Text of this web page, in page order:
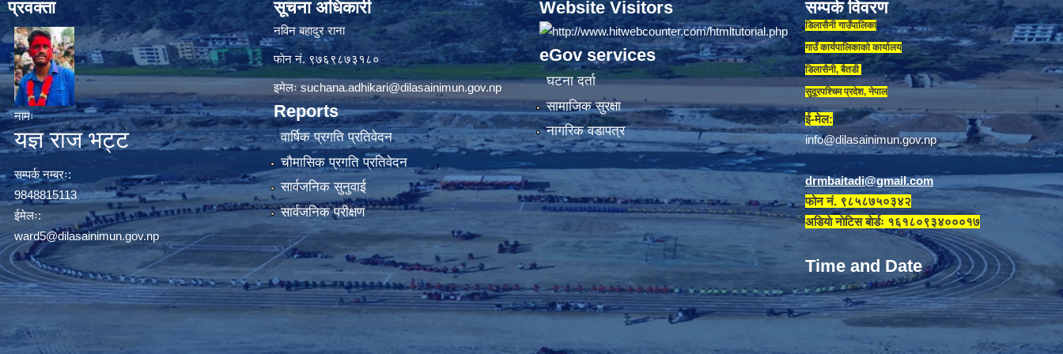
प्रवक्ता
नामः
यज्ञ राज भट्ट
सम्पर्क नम्बरः:
9848815113
ईमेलः:
ward5@dilasainimun.gov.np
सूचना अधिकारी
नविन बहादुर राना
फाेन नं. ९७६९८७३१८०
इमेलःsuchana.adhikari@dilasainimun.gov.np
Reports
वार्षिक प्रगति प्रतिवेदन
चौमासिक प्रगति प्रतिवेदन
सार्वजनिक सुनुवाई
सार्वजनिक परीक्षण
Website Visitors
eGov services
घटना दर्ता
सामाजिक सुरक्षा
नागरिक वडापत्र
सम्पर्क विवरण
डिलासैनी गाउँपालिका
गाउँ कार्यपालिकाकाे कार्यालय
डिलासैनी, बैतडी
सुदूरपश्चिम प्रदेश, नेपाल
ई-मेल:
info@dilasainimun.gov.np
drmbaitadi@gmail.com
फोन नं. ९८५८७५०३४२
अडियाे नाेटिस बाेर्डः १६१८०९३४०००१७
Time and Date